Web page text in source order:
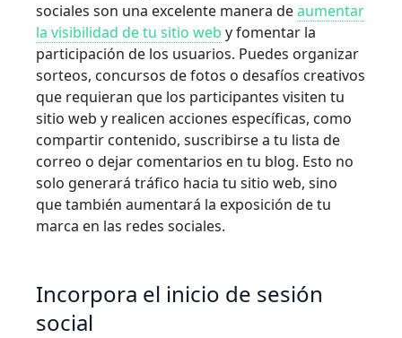
sociales son una excelente manera deaumentar
la visibilidad de tu sitio web y fomentar la
participación de los usuarios. Puedes organizar
sorteos, concursos de fotos o desafíos creativos
que requieran que los participantes visiten tu
sitio web y realicen acciones específicas, como
compartir contenido, suscribirse a tu lista de
correo o dejar comentarios en tu blog. Esto no
solo generará tráfico hacia tu sitio web, sino
que también aumentará la exposición de tu
marca en las redes sociales.
Incorpora el inicio de sesión
social